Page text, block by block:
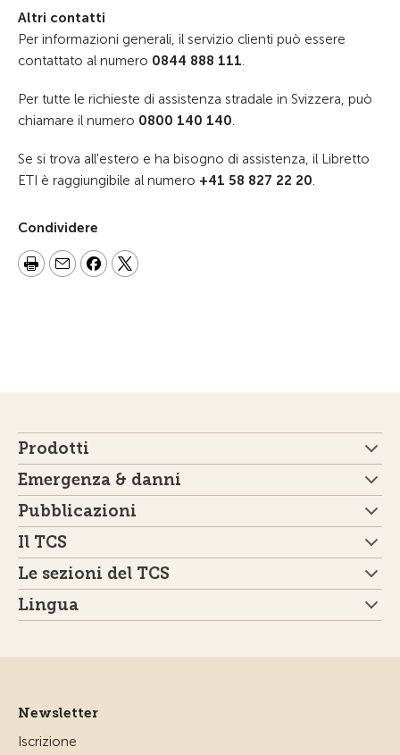
Altri contatti
Per informazioni generali, il servizio clienti può essere
contattato al numero 0844 888 111.
Per tutte le richieste di assistenza stradale in Svizzera, può
chiamare il numero 0800 140 140.
Se si trova all'estero e ha bisogno di assistenza, il Libretto
ETI è raggiungibile al numero +41 58 827 22 20.
Condividere
Prodotti
Emergenza & danni
Pubblicazioni
Il TCS
Le sezioni del TCS
Lingua
Newsletter
Iscrizione